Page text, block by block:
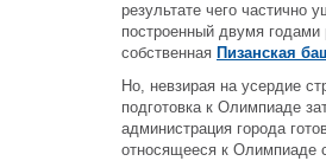
результате чего
построенный двумя годами
собственная Пизанская
Но, невзирая на усердие
подготовка к Олимпиаде
администрация города
относящееся к Олимпиаде